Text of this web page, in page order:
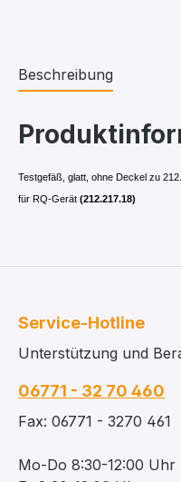
Beschreibung
Testgefäß, glatt, ohne Deckel zu
für RQ-Gerät (212.217.18)
Service-Hotline
Unterstützung und
06771 - 32 70 460
Fax: 06771 - 3270 461
Mo-Do 8:30-12:00 Uhr